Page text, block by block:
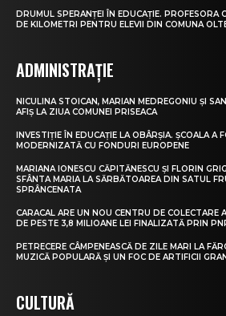
DRUMUL SPERANȚEI ÎN EDUCAȚIE. PROFESORA
DE KILOMETRI PENTRU ELEVII DIN COMUNA
ADMINISTRAȚIE
NICULINA STOICAN, MARIAN MEDREGONIU ȘI
AFIȘ LA ZIUA COMUNEI PRISEACA
INVESTIȚIE ÎN EDUCAȚIE LA OBÂRȘIA. ȘCOALA A
MODERNIZATĂ CU FONDURI EUROPENE
MARIANA IONESCU CĂPITĂNESCU ȘI FLORIN
SFÂNTA MARIA LA SĂRBĂTOAREA DIN SATUL
SPRÂNCENATA
CARACAL ARE UN NOU CENTRU DE COLECTARE
DE PESTE 3,8 MILIOANE LEI FINALIZATĂ PRIN
PETRECERE CÂMPENEASCĂ DE ZILE MARI LA
MUZICĂ POPULARĂ ȘI UN FOC DE ARTIFICII
CULTURĂ